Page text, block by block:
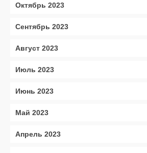
Октябрь 2023
Сентябрь 2023
Август 2023
Июль 2023
Июнь 2023
Май 2023
Апрель 2023